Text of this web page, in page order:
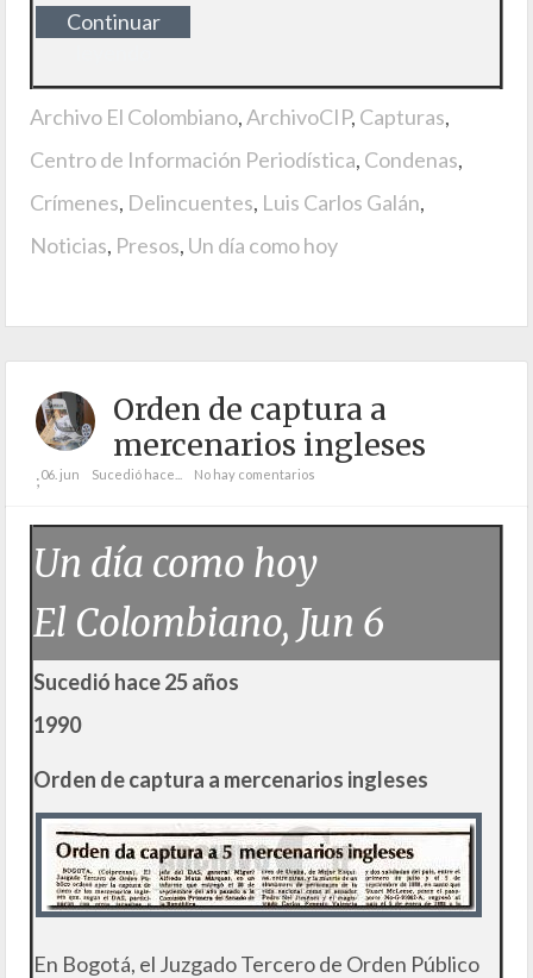
Continuar
Archivo El Colombiano,ArchivoCIP, Capturas,
Centro de Información Periodística, Condenas,
Crímenes, Delincuentes, Luis Carlos Galán,
Noticias, Presos, Un día como hoy
Orden de captura a
mercenarios ingleses
;06. jun Sucedió hace... No hay comentarios
Un día como hoy
El Colombiano, Jun 6
Sucedió hace 25 años
1990
Orden de captura a mercenarios ingleses
En Bogotá, el Juzgado Tercero de Orden Público